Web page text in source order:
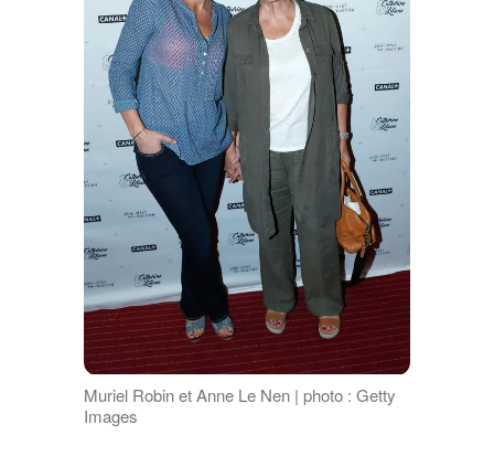
Muriel Robin et Anne Le Nen | photo : Getty
Images